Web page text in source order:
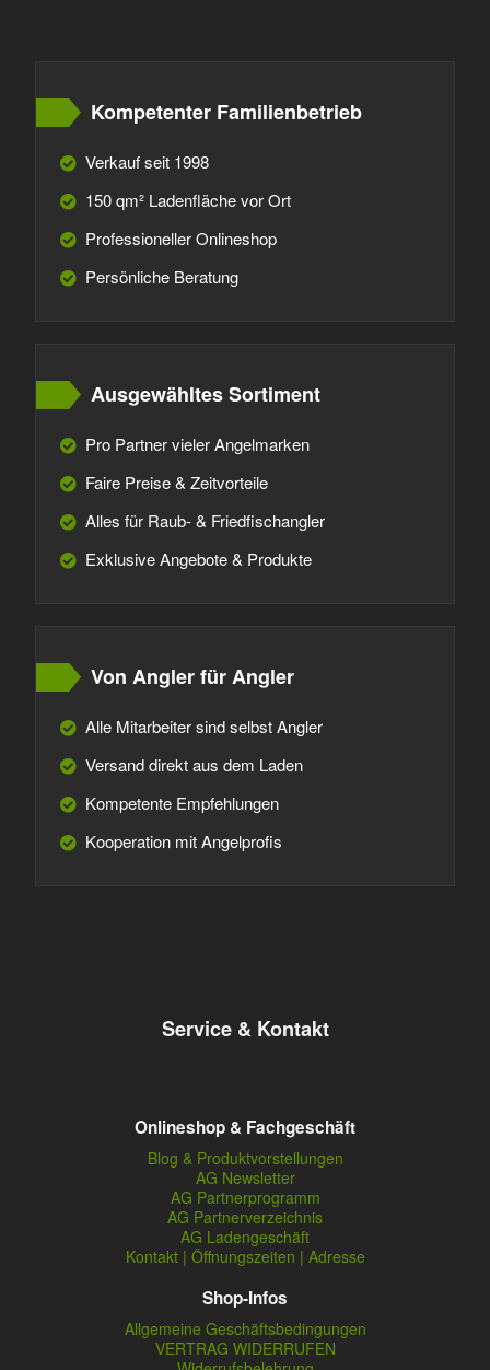
Kompetenter Familienbetrieb
Verkauf seit 1998
150 qm² Ladenfläche vor Ort
Professioneller Onlineshop
Persönliche Beratung
Ausgewähltes Sortiment
Pro Partner vieler Angelmarken
Faire Preise & Zeitvorteile
Alles für Raub- & Friedfischangler
Exklusive Angebote & Produkte
Von Angler für Angler
Alle Mitarbeiter sind selbst Angler
Versand direkt aus dem Laden
Kompetente Empfehlungen
Kooperation mit Angelprofis
Service & Kontakt
Onlineshop & Fachgeschäft
Blog & Produktvorstellungen
AG Newsletter
AG Partnerprogramm
AG Partnerverzeichnis
AG Ladengeschäft
Kontakt | Öffnungszeiten | Adresse
Shop-Infos
Allgemeine Geschäftsbedingungen
VERTRAG WIDERRUFEN